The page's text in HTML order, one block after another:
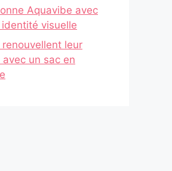
Aquavibe avec
visuelle
renouvellent leur
un sac en